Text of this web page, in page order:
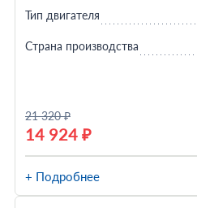
21 320 ₽
14 924 ₽
Тип двигателя
Страна производства
+ Подробнее